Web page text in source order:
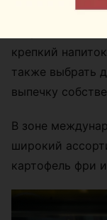
могут выпить
крепкий
также выбрать
выпечку
В зоне
широкий
картофель фри